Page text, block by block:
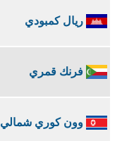
ريال كمبودي
فرنك قمري
وون كوري شمالي